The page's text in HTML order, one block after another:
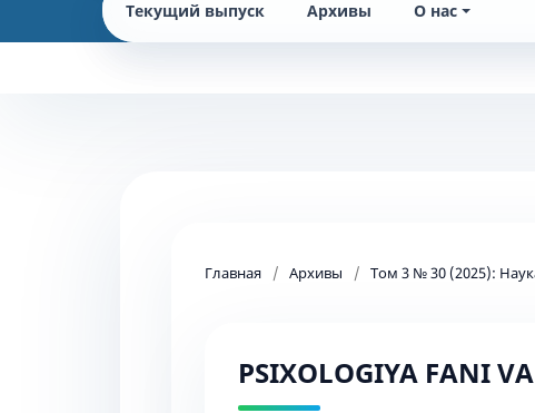
Текущий выпуск Архивы О нас
Главная / Архивы / Том 3 № 30 (2025):
PSIXOLOGIYA FANI